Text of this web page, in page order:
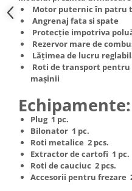
Truse de scule
Truse de lipit PPR
Ventuze cu brate pentru
Vibratoare beton
Masini de spalat rufe cu
Uscatoare de rufe
Masini de facut paine
Pachete electrocasnice
incorporabile
Seturi oale
SANDWICH MAKER
Storcatoare de fructe
Televizoare
Motor puternic în patru
Angrenaj fata si spate
Protecție impotriva
Rezervor mare de
Lățimea de lucru
Roti de transport
mașinii
Echipamente:
Plug 1 pc.
Bilonator 1 pc.
Roti metalice 2 pcs.
Extractor de cartofi 1 pc.
Roti de cauciuc 2 pcs.
Accesorii pentru frezare